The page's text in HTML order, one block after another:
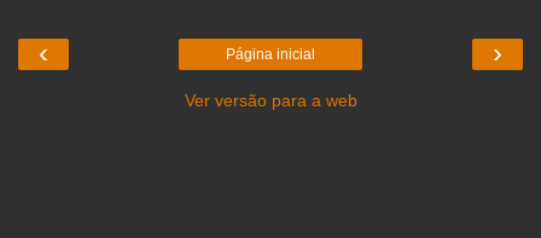
‹ ›
Página inicial
Ver versão para a web